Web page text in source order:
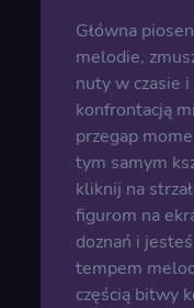
Główna
melodie,
nuty w czasie
konfrontacją
przegap
tym samym
kliknij na
figurom na
doznań i
tempem
częścią bitwy